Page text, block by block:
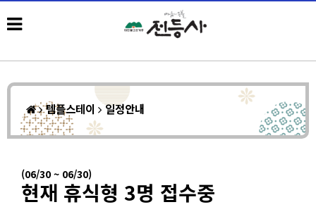
템플스테이 일정안내
(06/30 ~ 06/30)
현재 휴식형 3명 접수중